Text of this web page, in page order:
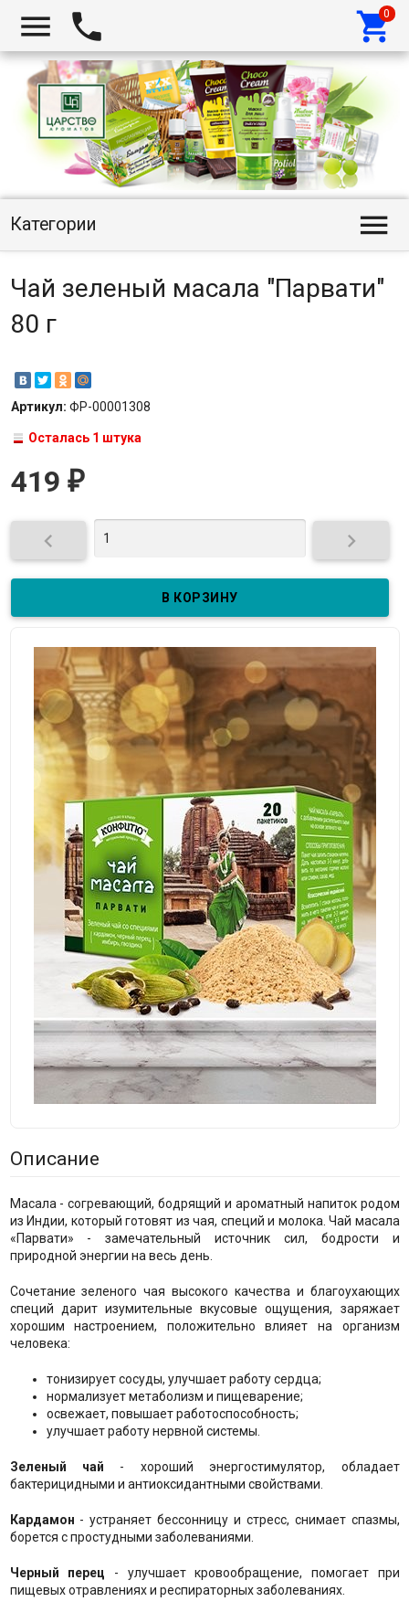
  
Категории 
Чай зеленый масала "Парвати"
80 г
Артикул: ФР-00001308
Осталась 1 штука
419 ₽
 
Описание
Масала - согревающий, бодрящий и ароматный напиток родом
из Индии, который готовят из чая, специй и молока. Чай масала
«Парвати» - замечательный источник сил, бодрости и
природной энергии на весь день.
Сочетание зеленого чая высокого качества и благоухающих
специй дарит изумительные вкусовые ощущения, заряжает
хорошим настроением, положительно влияет на организм
человека:
тонизирует сосуды, улучшает работу сердца;
нормализует метаболизм и пищеварение;
освежает, повышает работоспособность;
улучшает работу нервной системы.
Зеленый чай - хороший энергостимулятор, обладает
бактерицидными и антиоксидантными свойствами.
Кардамон - устраняет бессонницу и стресс, снимает спазмы,
борется с простудными заболеваниями.
Черный перец - улучшает кровообращение, помогает при
пищевых отравлениях и респираторных заболеваниях.